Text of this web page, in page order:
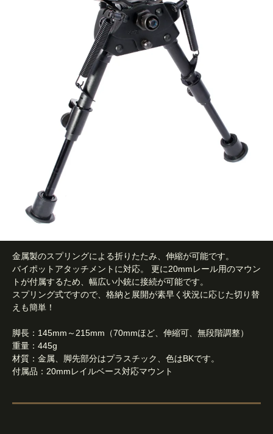
金属製のスプリングによる折りたたみ、伸縮が可能です。
バイポットアタッチメントに対応。 更に20mmレール用のマウン
トが付属するため、幅広い小銃に接続が可能です。
スプリング式ですので、格納と展開が素早く状況に応じた切り替
えも簡単！
脚長：145mm～215mm（70mmほど、伸縮可、無段階調整）
重量：445g
材質：金属、脚先部分はプラスチック、色はBKです。
付属品：20mmレイルベース対応マウント